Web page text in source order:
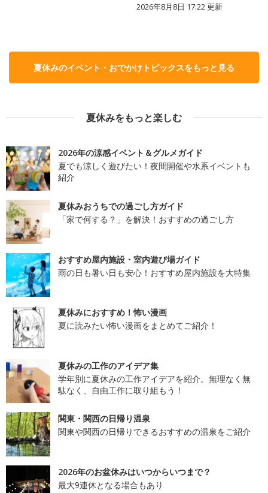
2026年8月8日 17:22更新
夏休みのイベント・おでかけトピックスをもっと見る
夏休みをもっと楽しむ
2026年の涼感イベント＆グルメガイド
夏でも涼しく遊びたい！夜間開催や水系イベントも
紹介
夏休みおうちでの過ごし方ガイド
「家で何する？」を解決！おすすめの過ごし方
おすすめ屋内施設・室内遊び場ガイド
雨の日も暑い日も安心！おすすめ屋内施設を大特集
夏休みにおすすめ！怖い漫画
夏に読みたい怖い漫画をまとめてご紹介！
夏休みの工作のアイデア集
学年別に夏休みの工作アイデアを紹介。無理なく無
駄なく、自由工作に取り組もう！
関東・関西の日帰り温泉
関東や関西の日帰りできるおすすめの温泉をご紹介
2026年のお盆休みはいつからいつまで？
最大9連休となる場合もあり